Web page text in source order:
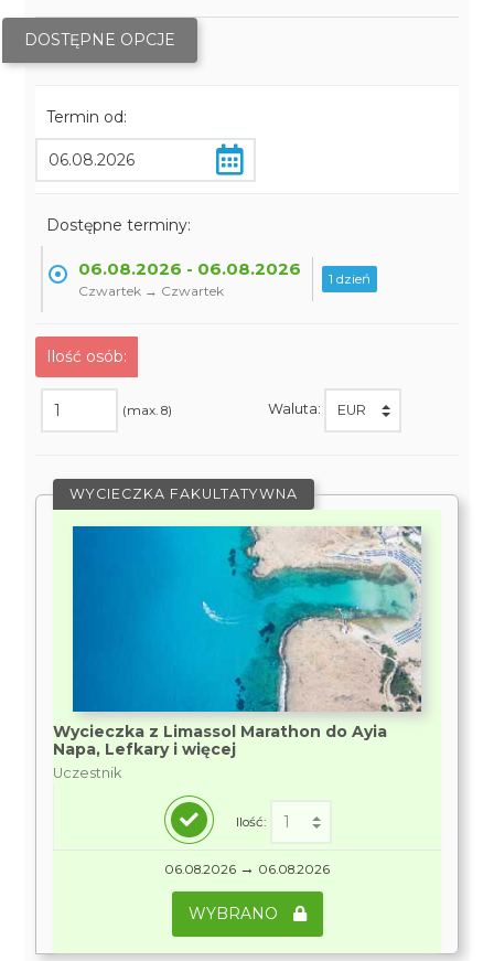
DOSTĘPNE OPCJE
Termin od:
Dostępne terminy:
06.08.2026 - 06.08.2026
Czwartek → Czwartek
1 dzień
Ilość osób:
(max. 8) Waluta:
WYCIECZKA FAKULTATYWNA
Wycieczka z Limassol Marathon do Ayia
Napa, Lefkary i więcej
Uczestnik
Ilość:
06.08.2026 → 06.08.2026
WYBRANO